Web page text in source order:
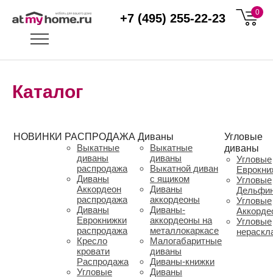
+7 (495) 255-22-23 0
Каталог
НОВИНКИ РАСПРОДАЖА
Выкатные
диваны
распродажа
Диваны
Аккордеон
распродажа
Диваны
Еврокнижки
распродажа
Кресло
кровати
Распродажа
Угловые
Диваны
Выкатные
диваны
Выкатной диван
с ящиком
Диваны
аккордеоны
Диваны-
аккордеоны на
металлокаркасе
Малогабаритные
диваны
Диваны-книжки
Диваны
Угловые
диваны
Угловые
Угловые
Угловые
Угловые